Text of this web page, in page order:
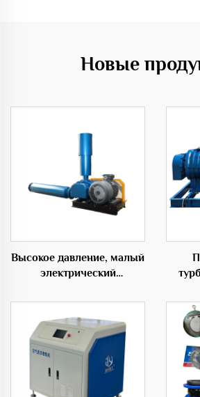
Новые
Высокое давление, малый
электрический
разведения рыб в
аквакультуре с
трехлопастным корневым
компрессором